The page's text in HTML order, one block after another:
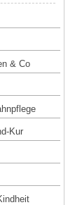
& Co
Kur